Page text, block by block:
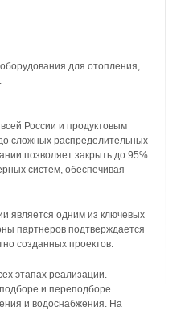
для отопления,
России и продуктовым
сложных распределительных
позволяет закрыть до 95%
систем, обеспечивая
является одним из ключевых
партнеров подтверждается
созданных проектов.
этапах реализации.
и переподборе
и водоснабжения. На